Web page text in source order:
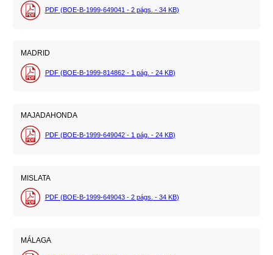
PDF (BOE-B-1999-649041 - 2 págs. - 34 KB)
MADRID
PDF (BOE-B-1999-814862 - 1 pág. - 24 KB)
MAJADAHONDA
PDF (BOE-B-1999-649042 - 1 pág. - 24 KB)
MISLATA
PDF (BOE-B-1999-649043 - 2 págs. - 34 KB)
MÁLAGA